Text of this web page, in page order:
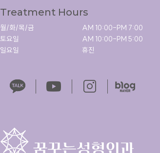
Treatment Hours
월/화/목/금
토요일
일요일
AM 10:00-PM 7:00
AM 10:00-PM 5:00
휴진